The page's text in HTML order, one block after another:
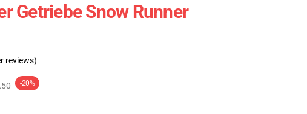
Getriebe Snow Runner
reviews)
-20%